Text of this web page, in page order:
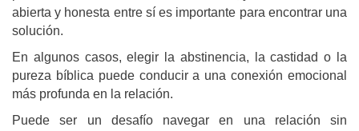
abierta y honesta entre sí es importante para encontrar una
solución.
En algunos casos, elegir la abstinencia, la castidad o la
pureza bíblica puede conducir a una conexión emocional
más profunda en la relación.
Puede ser un desafío navegar en una relación sin